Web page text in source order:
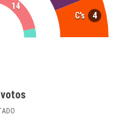
C's 4
14